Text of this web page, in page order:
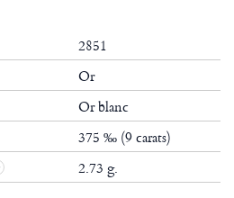
2851
Or
Or blanc
375 ‰ (9 carats)
2.73 g.